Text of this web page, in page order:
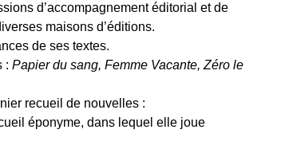
d’accompagnement éditorial et de
maisons d’éditions.
de ses textes.
: Papier du sang, Femme Vacante, Zéro le
recueil de nouvelles :
éponyme, dans lequel elle joue